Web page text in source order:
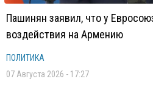
Пашинян заявил, что у
воздействия на Армению
ПОЛИТИКА
07 Августа 2026 - 17:27